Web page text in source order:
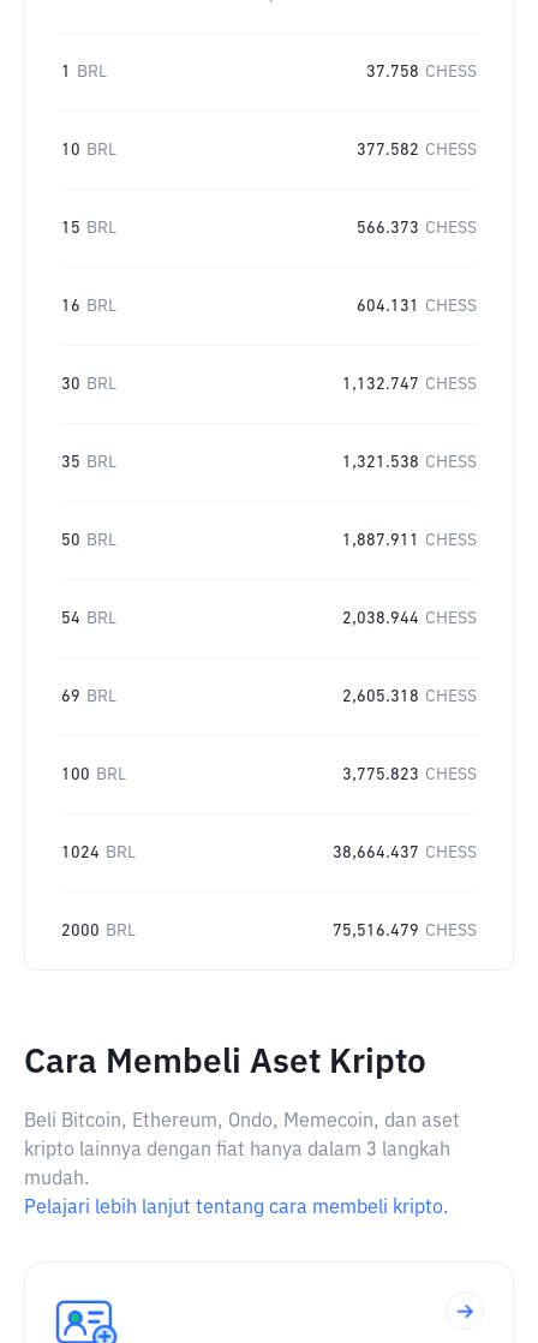
1 BRL 37.758 CHESS
10 BRL 377.582 CHESS
15 BRL 566.373 CHESS
16 BRL 604.131 CHESS
30 BRL 1,132.747 CHESS
35 BRL 1,321.538 CHESS
50 BRL 1,887.911 CHESS
54 BRL 2,038.944 CHESS
69 BRL 2,605.318 CHESS
100 BRL 3,775.823 CHESS
1024 BRL 38,664.437 CHESS
2000 BRL 75,516.479 CHESS
Cara Membeli Aset Kripto
Beli Bitcoin, Ethereum, Ondo, Memecoin, dan aset
kripto lainnya dengan fiat hanya dalam 3 langkah
mudah.
Pelajari lebih lanjut tentang cara membeli kripto.